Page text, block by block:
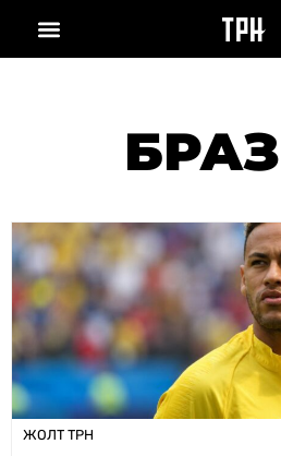
ЖОЛТ ТРН